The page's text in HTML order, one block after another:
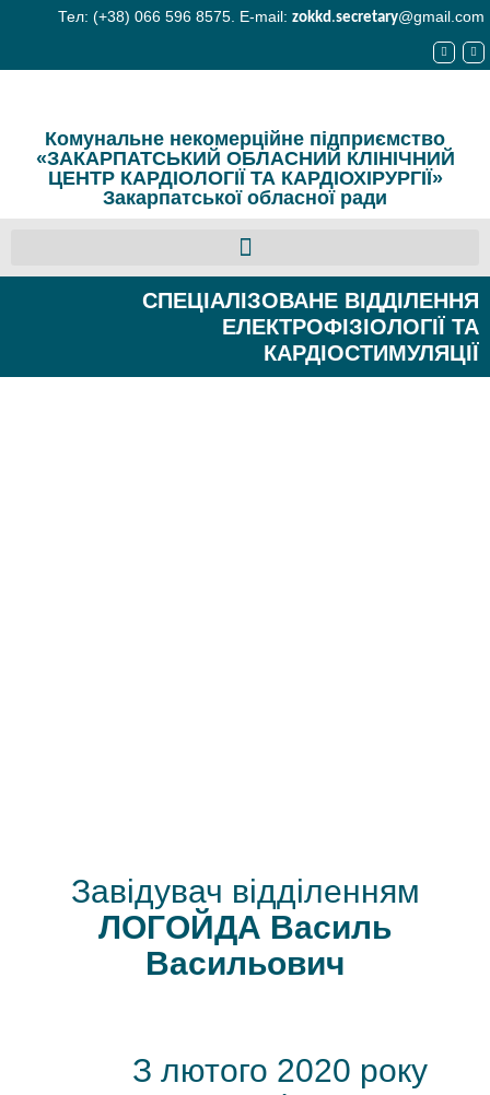
Тел: (+38) 066 596 8575. E-mail: zokkd.secretary@gmail.com
Комунальне некомерційне підприємство
«ЗАКАРПАТСЬКИЙ ОБЛАСНИЙ КЛІНІЧНИЙ
ЦЕНТР КАРДІОЛОГІЇ ТА КАРДІОХІРУРГІЇ»
Закарпатської обласної ради
СПЕЦІАЛІЗОВАНЕ ВІДДІЛЕННЯ
ЕЛЕКТРОФІЗІОЛОГІЇ ТА
КАРДІОСТИМУЛЯЦІЇ
Завідувач відділенням
ЛОГОЙДА Василь
Васильович
З лютого 2020 року